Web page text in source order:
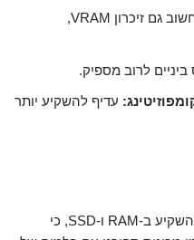
חשוב גם זיכרון VRAM,
ביניים לרוב מספיק.
עדיף להשקיע יותר
עדיף לפעמים לקחת GPU בסיסי ולהשקיע ב-RAM ו-SSD, כי